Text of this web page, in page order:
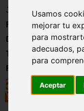
Usamos
mejorar tu
para
adecuados,
para
Aceptar
Juguetes
Formación
Directorio
Trabajo
Registro